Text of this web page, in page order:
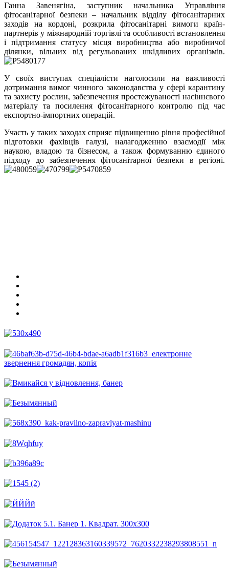
Ганна Завенягіна, заступник начальника Управління
фітосанітарної безпеки – начальник відділу фітосанітарних
заходів на кордоні, розкрила фітосанітарні вимоги країн-
партнерів у міжнародній торгівлі та особливості встановлення
і підтримання статусу місця виробництва або виробничої
ділянки, вільних від регульованих шкідливих організмів.
У своїх виступах спеціалісти наголосили на важливості
дотримання вимог чинного законодавства у сфері карантину
та захисту рослин, забезпечення простежуваності насіннєвого
матеріалу та посилення фітосанітарного контролю під час
експортно-імпортних операцій.
Участь у таких заходах сприяє підвищенню рівня професійної
підготовки фахівців галузі, налагодженню взаємодії між
наукою, владою та бізнесом, а також формуванню єдиного
підходу до забезпечення фітосанітарної безпеки в регіоні.